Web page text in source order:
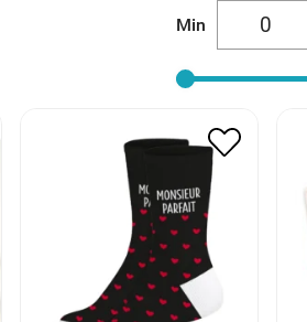
Min
CHAUSSETTES
€ 4.50€